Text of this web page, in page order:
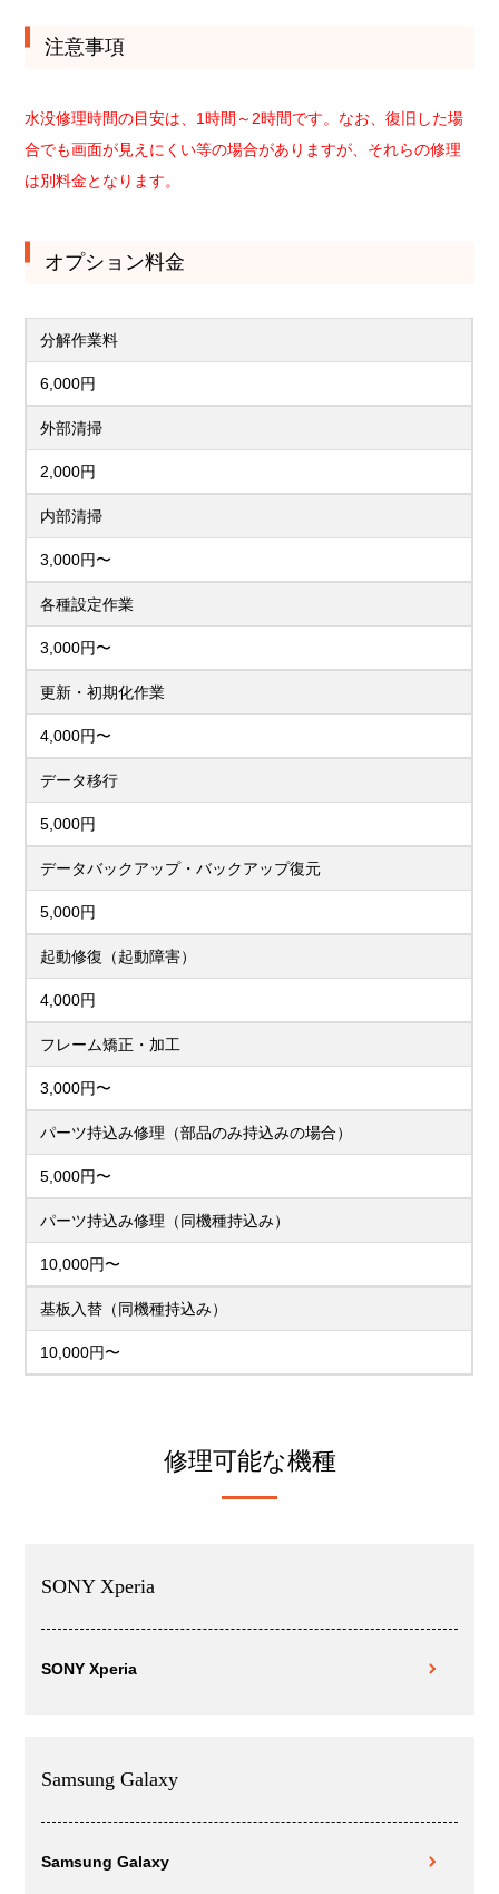
注意事項
水没修理時間の目安は、1時間～2時間です。なお、復旧した場
合でも画面が見えにくい等の場合がありますが、それらの修理
は別料金となります。
オプション料金
分解作業料
6,000円
外部清掃
2,000円
内部清掃
3,000円〜
各種設定作業
3,000円〜
更新・初期化作業
4,000円〜
データ移行
5,000円
データバックアップ・バックアップ復元
5,000円
起動修復（起動障害）
4,000円
フレーム矯正・加工
3,000円〜
パーツ持込み修理（部品のみ持込みの場合）
5,000円〜
パーツ持込み修理（同機種持込み）
10,000円〜
基板入替（同機種持込み）
10,000円〜
修理可能な機種
SONY Xperia
SONY Xperia
Samsung Galaxy
Samsung Galaxy